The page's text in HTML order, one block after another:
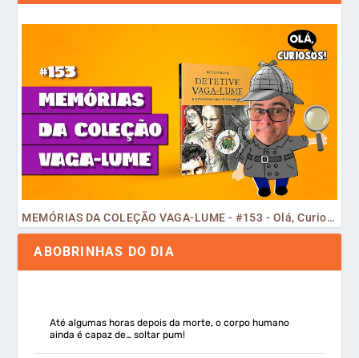
MEMÓRIAS DA COLEÇÃO VAGA-LUME - #153 - Olá, Curiosos! 2023
ABOBRINHAS DO DIA
Até algumas horas depois da morte, o corpo humano
ainda é capaz de… soltar pum!